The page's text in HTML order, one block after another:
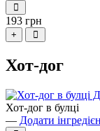
193 грн
+
Хот-дог
Хот-дог в булці
— Додати